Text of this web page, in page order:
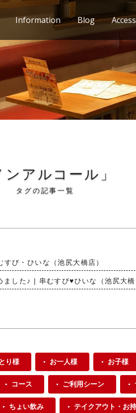
Information Blog Access
ンアルコール」
タグの記事一覧
び・ひいな（池尻大橋店）
ました♪ | 串むすび♥ひいな（池尻大橋
り様 お一人様 お子様
コース ご利用シーン
ちょい飲み テイクアウト・お